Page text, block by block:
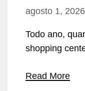
agosto 1, 2026
Todo ano,
shopping
Read More